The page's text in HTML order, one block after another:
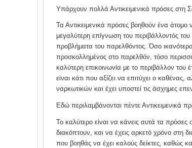
Υπάρχουν πολλά Αντικειμενικά πρόσες στη
Τα Αντικειμενικά πρόσες βοηθούν ένα
μεγαλύτερη επίγνωση του περιβάλλοντός
προβλήματα του παρελθόντος. Όσο
προσκολλημένος στο παρελθόν, τόσο
καλύτερη επικοινωνία με το περιβάλλον
είναι κάτι που αξίζει να επιτύχει ο
ναρκωτικών και έχει υποστεί τις άσχημες
Εδώ περιλαμβάνονται πέντε Αντικειμενικά
Το καλύτερο είναι να κάνεις αυτά τα
διακόπτουν, και να έχεις αρκετό χρόνο στη
που βοηθάς να έχει καλούς δείκτες, καθώς